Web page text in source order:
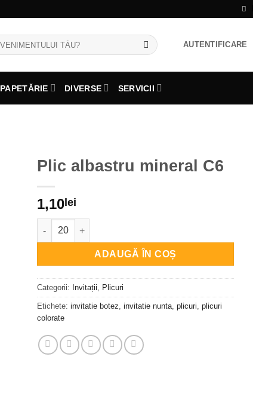
AUTENTIFICARE
PAPETĂRIE DIVERSE SERVICII
Plic albastru mineral C6
1,10 lei
Cantitate Plic albastru mineral C6
ADAUGĂ ÎN COȘ
Categorii: Invitații Plicuri
Etichete: invitatie botez invitatie nunta plicuri plicuri
colorate